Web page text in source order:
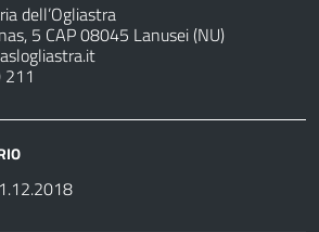
dell’Ogliastra
5 CAP 08045 Lanusei (NU)